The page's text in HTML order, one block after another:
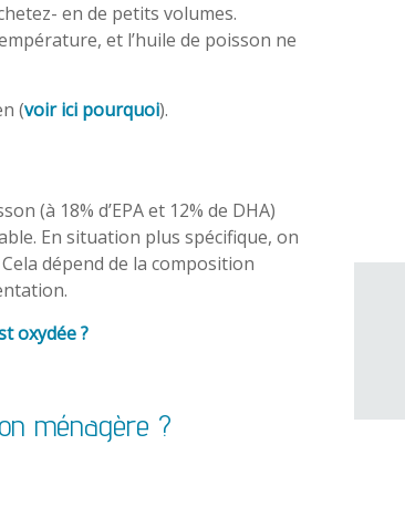
en de petits volumes.
et l’huile de poisson ne
(voir ici pourquoi).
(à 18% d’EPA et 12% de DHA)
En situation plus spécifique, on
dépend de la composition
oxydée ?
ménagère ?